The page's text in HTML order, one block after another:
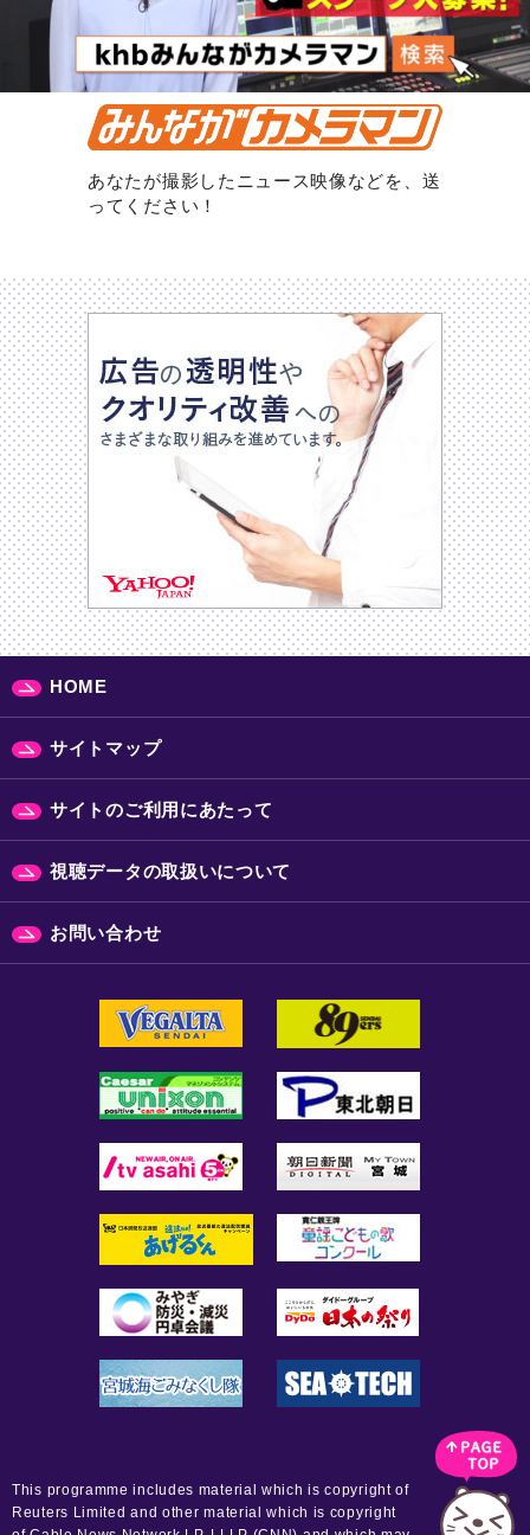
あなたが撮影したニュース映像などを、送
ってください！
HOME
サイトマップ
サイトのご利用にあたって
視聴データの取扱いについて
お問い合わせ
This programme includes material which is copyright of
Reuters Limited and other material which is copyright